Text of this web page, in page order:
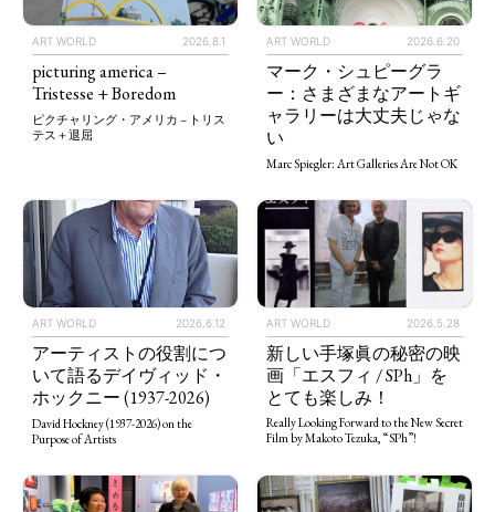
ART WORLD 2026.8.1
picturing america –
Tristesse + Boredom
ピクチャリング・アメリカ – トリス
テス＋退屈
ART WORLD 2026.6.20
マーク・シュピーグラ
ー：さまざまなアートギ
ャラリーは大丈夫じゃな
い
Marc Spiegler: Art Galleries Are Not OK
ART WORLD 2026.6.12
アーティストの役割につ
いて語るデイヴィッド・
ホックニー (1937-2026)
David Hockney (1937-2026) on the
Purpose of Artists
ART WORLD 2026.5.28
新しい手塚眞の秘密の映
画「エスフィ / SPh」を
とても楽しみ！
Really Looking Forward to the New Secret
Film by Makoto Tezuka, “SPh”!